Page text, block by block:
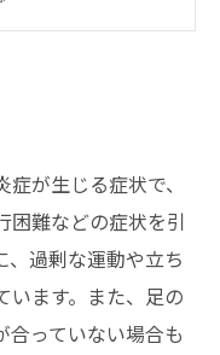
できる可能性が
が生じる症状で、
困難などの症状を引
、過剰な運動や立ち
います。また、足の
合っていない場合も